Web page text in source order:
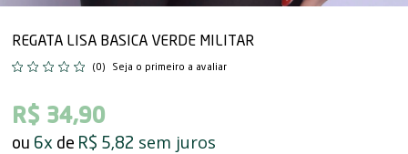
REGATA LISA BASICA VERDE MILITAR
(0) Seja o primeiro a avaliar
R$ 34,90
6x R$ 5,82 sem juros